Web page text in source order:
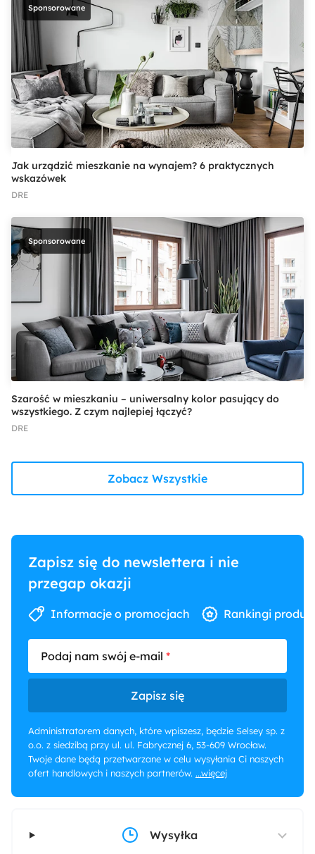
Sponsorowane
Jak urządzić mieszkanie na wynajem? 6 praktycznych
wskazówek
DRE
Sponsorowane
Szarość w mieszkaniu – uniwersalny kolor pasujący do
wszystkiego. Z czym najlepiej łączyć?
DRE
Zobacz Wszystkie
Zapisz się do newslettera i nie
przegap okazji
Informacje o promocjach Rankingi
Podaj nam swój e-mail
Zapisz się
Administratorem danych, które wpiszesz, będzie Selsey sp. z
o.o. z siedzibą przy ul. ul. Fabrycznej 6, 53-609 Wrocław.
Twoje dane będą przetwarzane w celu wysyłania Ci naszych
ofert handlowych i naszych partnerów. ...więcej
Wysyłka